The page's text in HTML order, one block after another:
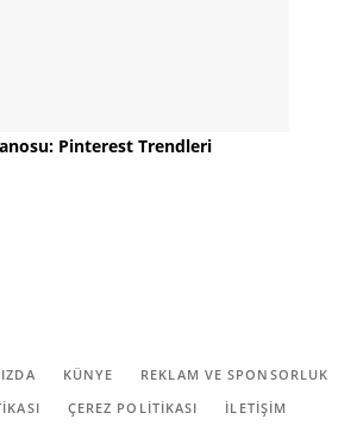
Pinterest Trendleri
KÜNYE
REKLAM VE SPONSORLUK
ÇEREZ POLITIKASI İLETİŞİM